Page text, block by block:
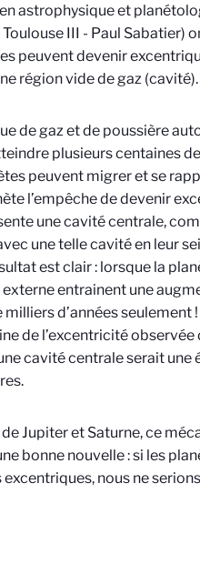
astrophysique et
III - Paul Sabatier)
peuvent devenir
région vide de gaz (cavité).
de gaz et de poussière
plusieurs centaines
peuvent migrer et se
l’empêche de devenir
une cavité centrale,
une telle cavité en leur
est clair : lorsque la
entrainent une
d’années seulement
de l’excentricité observée
cavité centrale serait
Jupiter et Saturne, ce
bonne nouvelle : si les
nous ne